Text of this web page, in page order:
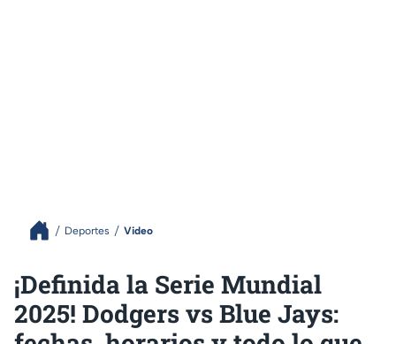
Deportes Video
¡Definida la Serie Mundial
2025! Dodgers vs Blue Jays: